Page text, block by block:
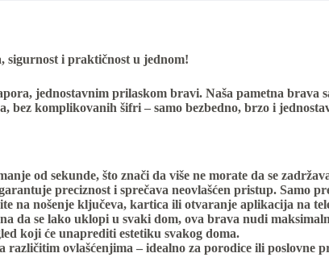
sigurnost i praktičnost u jednom!
jednostavnim prilaskom bravi. Naša pametna
bez komplikovanih šifri – samo bezbedno, brzo i
od sekunde, što znači da više ne morate da se
preciznost i sprečava neovlašćen pristup. Samo
na nošenje ključeva, kartica ili otvaranje aplikacija na
da se lako uklopi u svaki dom, ova brava nudi
koji će unaprediti estetiku svakog doma.
različitim ovlašćenjima – idealno za porodice ili poslovne